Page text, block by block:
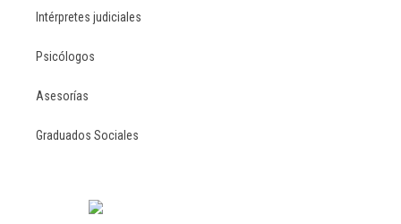
Intérpretes judiciales
Psicólogos
Asesorías
Graduados Sociales